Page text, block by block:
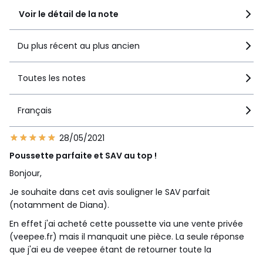
Voir le détail de la note
Du plus récent au plus ancien
Toutes les notes
Français
28/05/2021
Poussette parfaite et SAV au top !
Bonjour,
Je souhaite dans cet avis souligner le SAV parfait
(notamment de Diana).
En effet j'ai acheté cette poussette via une vente privée
(veepee.fr) mais il manquait une pièce. La seule réponse
que j'ai eu de veepee étant de retourner toute la